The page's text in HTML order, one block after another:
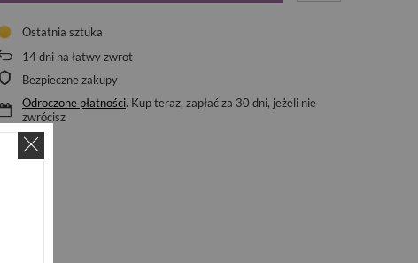
Ostatnia sztuka
14dni na łatwy zwrot
Bezpieczne zakupy
Odroczone płatności. Kup teraz, zapłać za 30 dni, jeżeli nie
zwrócisz